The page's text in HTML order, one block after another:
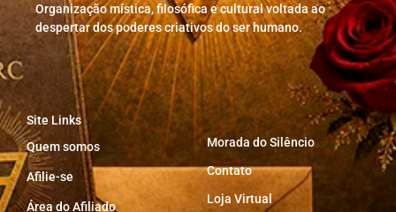
Organização mística, filosófica e cultural voltada ao
despertar dos poderes criativos do ser humano.
Site Links
Quem somos
Afilie-se
Área do Afiliado
Morada do Silêncio
Contato
Loja Virtual